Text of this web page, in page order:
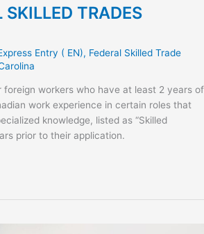
SKILLED TRADES
Entry ( EN), Federal Skilled Trade
foreign workers who have at least 2 years of
work experience in certain roles that
knowledge, listed as “Skilled
prior to their application.